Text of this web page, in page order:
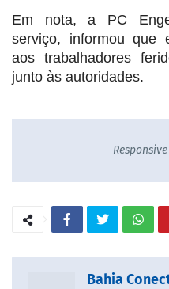
Em nota, a PC
serviço, informou que
aos trabalhadores
junto às autoridades.
Bahia